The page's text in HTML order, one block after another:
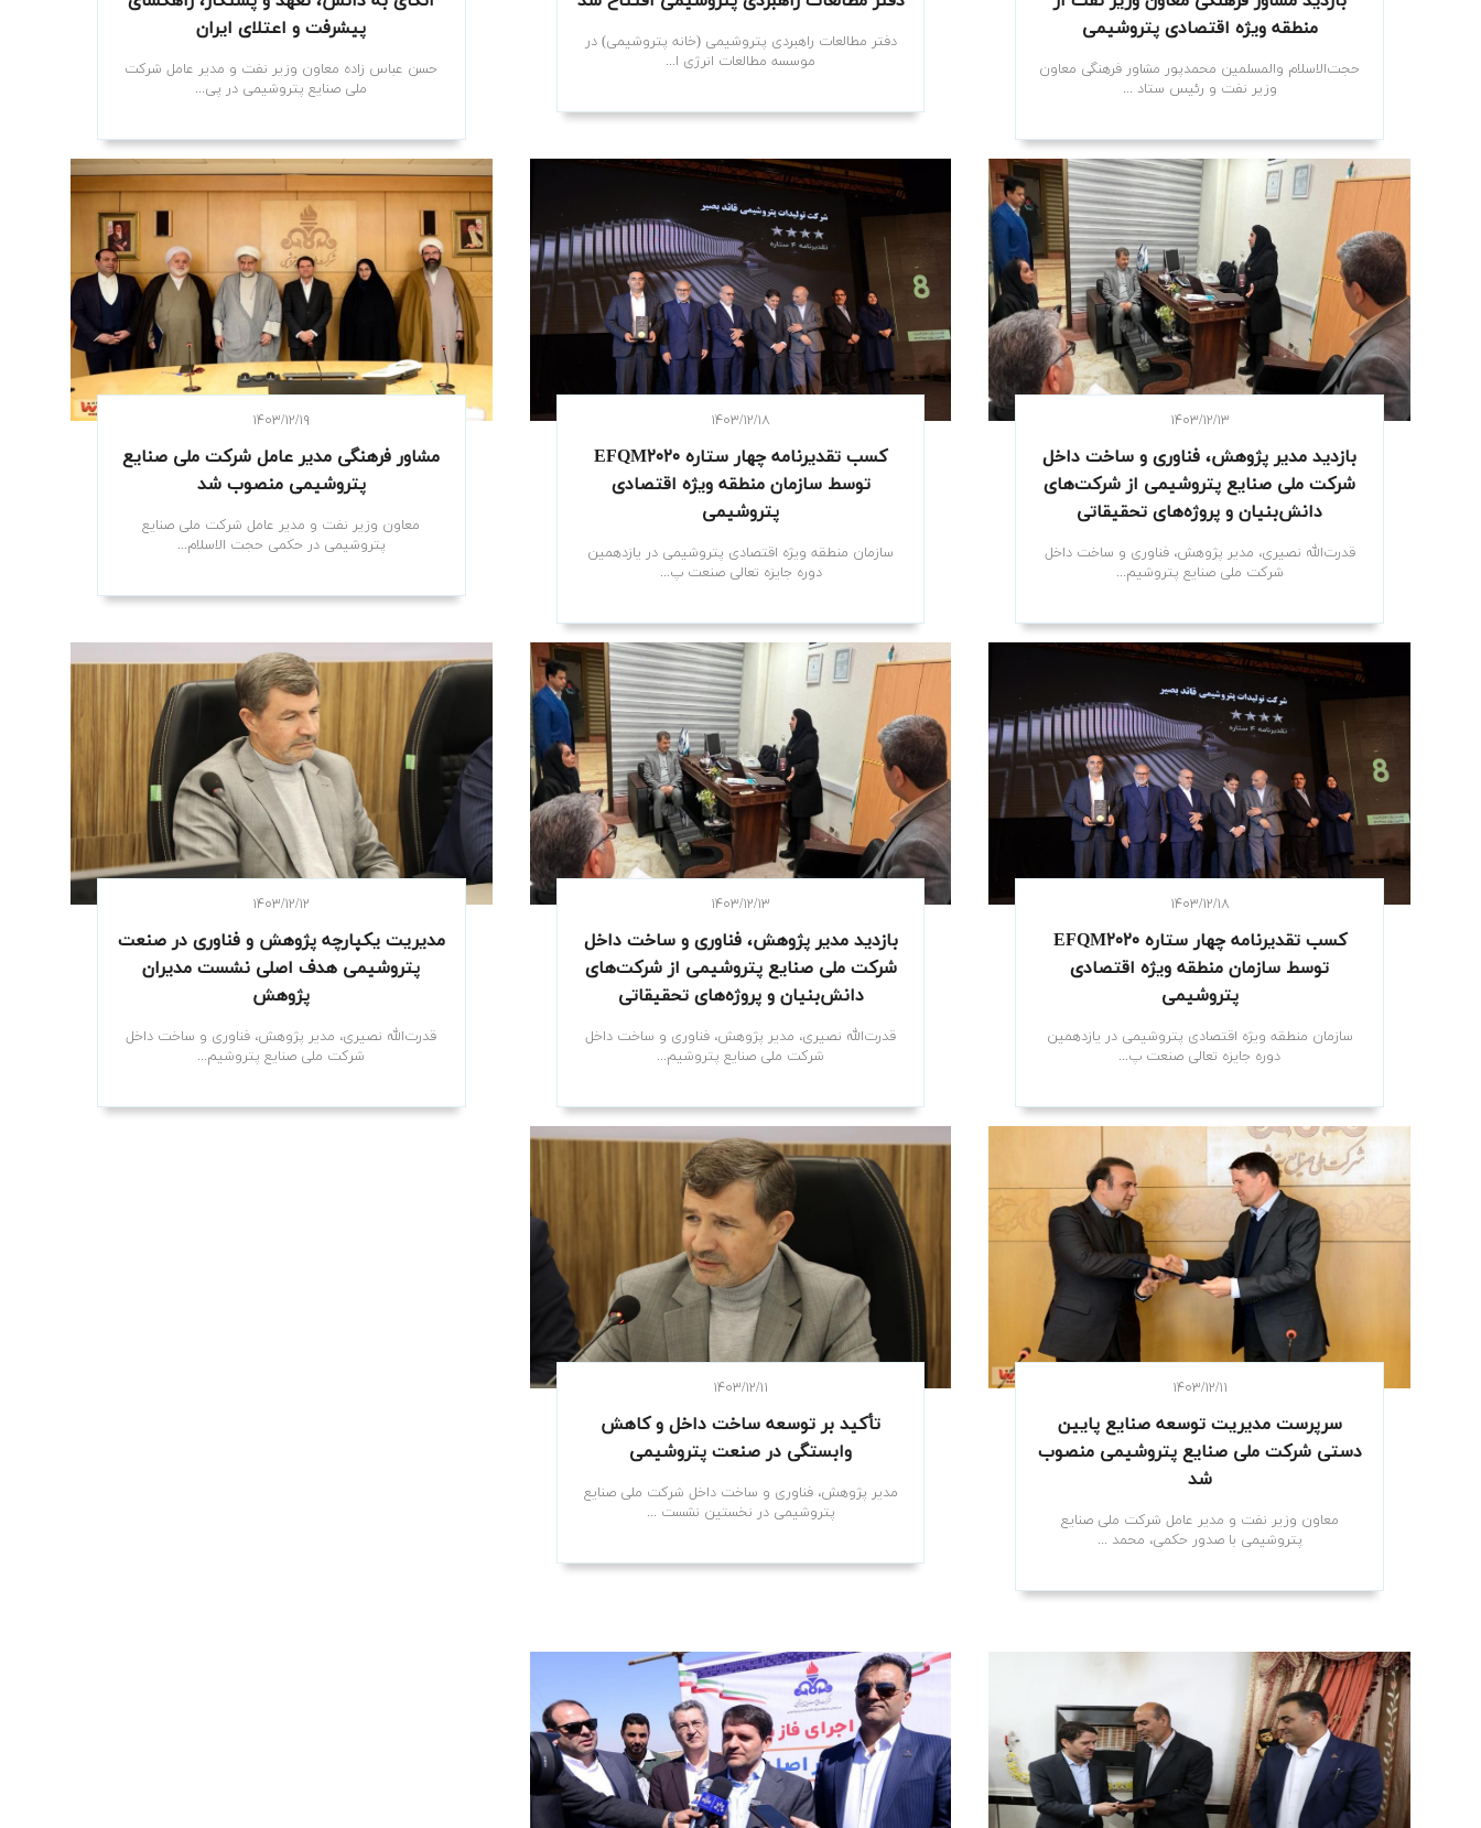
منطقه ویژه اقتصادی پتروشیمی
حجت‌الاسلام والمسلمین محمدپور مشاور فرهنگی معاون
وزیر نفت و رئیس ستاد ...
دفتر مطالعات راهبردی پتروشیمی (خانه پتروشیمی) در
موسسه مطالعات انرژی ا...
پیشرفت و اعتلای ایران
حسن عباس زاده معاون وزیر نفت و مدیر عامل شرکت
ملی صنایع پتروشیمی در پی...
۱۴۰۳/۱۲/۱۳
بازدید مدیر پژوهش، فناوری و ساخت داخل
شرکت ملی صنایع پتروشیمی از شرکت‌های
دانش‌بنیان و پروژه‌های تحقیقاتی
قدرت‌الله نصیری، مدیر پژوهش، فناوری و ساخت داخل
شرکت ملی صنایع پتروشیم...
۱۴۰۳/۱۲/۱۸
کسب تقدیرنامه چهار ستاره EFQM۲۰۲۰
توسط سازمان منطقه ویژه اقتصادی
پتروشیمی
سازمان منطقه ویژه اقتصادی پتروشیمی در یازدهمین
دوره جایزه تعالی صنعت پ...
۱۴۰۳/۱۲/۱۹
مشاور فرهنگی مدیر عامل شرکت ملی صنایع
پتروشیمی منصوب شد
معاون وزیر نفت و مدیر عامل شرکت ملی صنایع
پتروشیمی در حکمی حجت الاسلام...
۱۴۰۳/۱۲/۱۸
کسب تقدیرنامه چهار ستاره EFQM۲۰۲۰
توسط سازمان منطقه ویژه اقتصادی
پتروشیمی
سازمان منطقه ویژه اقتصادی پتروشیمی در یازدهمین
دوره جایزه تعالی صنعت پ...
۱۴۰۳/۱۲/۱۳
بازدید مدیر پژوهش، فناوری و ساخت داخل
شرکت ملی صنایع پتروشیمی از شرکت‌های
دانش‌بنیان و پروژه‌های تحقیقاتی
قدرت‌الله نصیری، مدیر پژوهش، فناوری و ساخت داخل
شرکت ملی صنایع پتروشیم...
۱۴۰۳/۱۲/۱۲
مدیریت یکپارچه پژوهش و فناوری در صنعت
پتروشیمی هدف اصلی نشست مدیران
پژوهش
قدرت‌الله نصیری، مدیر پژوهش، فناوری و ساخت داخل
شرکت ملی صنایع پتروشیم...
۱۴۰۳/۱۲/۱۱
سرپرست مدیریت توسعه صنایع پایین‌
دستی شرکت ملی صنایع پتروشیمی منصوب
شد
معاون وزیر نفت و مدیر عامل شرکت ملی صنایع
پتروشیمی با صدور حکمی، محمد ...
۱۴۰۳/۱۲/۱۱
تأکید بر توسعه ساخت داخل و کاهش
وابستگی در صنعت پتروشیمی
مدیر پژوهش، فناوری و ساخت داخل شرکت ملی صنایع
پتروشیمی در نخستین نشست ...